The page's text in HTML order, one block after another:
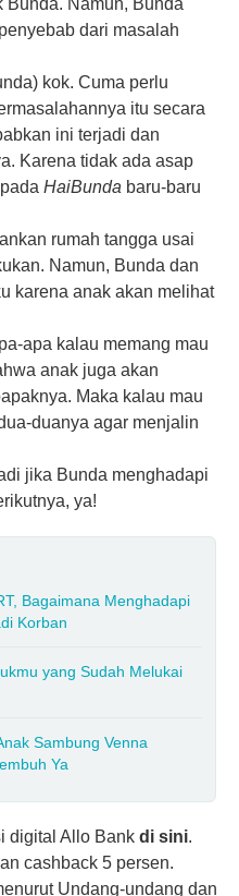
dari masalah
kok. Cuma perlu
itu secara
ini terjadi dan
Karena tidak ada asap
HaiBunda baru-baru
rumah tangga usai
Namun, Bunda dan
karena anak akan melihat
apa kalau memang mau
anak juga akan
Maka kalau mau
duanya agar menjalin
jika Bunda menghadapi
ya!
Bagaimana Menghadapi
Korban
yang Sudah Melukai
Sambung Venna
Ya
digital Allo Bank di sini.
cashback 5 persen.
Undang-undang dan